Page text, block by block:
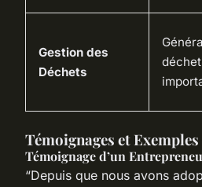
Gestion des
Déchets
Témoignages et
Témoignage d’un
“Depuis que nous avons